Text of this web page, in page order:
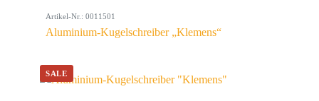
Artikel-Nr.: 0011501
Aluminium-Kugelschreiber „Klemens“